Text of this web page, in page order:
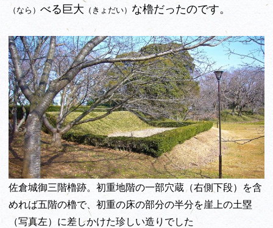
（なら） べる巨大 （きょだい） な櫓だったのです。
佐倉城御三階櫓跡。初重地階の一部穴蔵（右側下段）を含
めれば五階の櫓で、初重の床の部分の半分を崖上の土塁
（写真左）に差しかけた珍しい造りでした